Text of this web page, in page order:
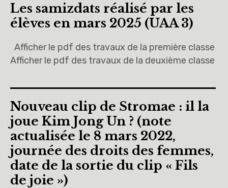
Les samizdats réalisé par les
élèves en mars 2025 (UAA 3)
Afficher le pdf des travaux de la première classe
Afficher le pdf des travaux de la deuxième classe
Nouveau clip de Stromae : il la
joue Kim Jong Un ? (note
actualisée le 8 mars 2022,
journée des droits des femmes,
date de la sortie du clip « Fils
de joie »)